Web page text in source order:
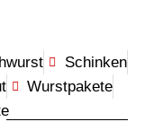
Schinken
Wurstpakete